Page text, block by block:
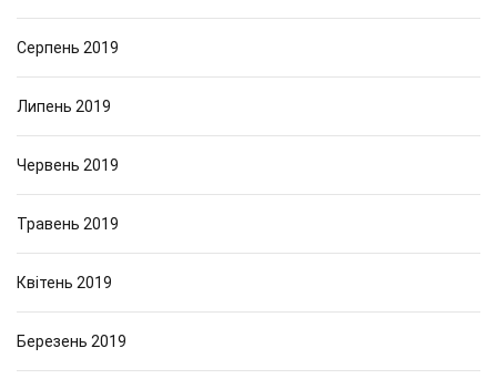
Серпень 2019
Липень 2019
Червень 2019
Травень 2019
Квітень 2019
Березень 2019